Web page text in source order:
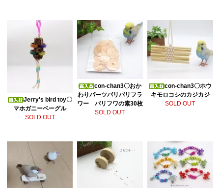
Jerry's bird toy〇
マホガニーベーグル
SOLD OUT
con-chan3〇おか
わりパーツパリパリフラ
ワー パリフワの素30枚
SOLD OUT
con-chan3〇ホウ
キモロコシのカジカジ
SOLD OUT